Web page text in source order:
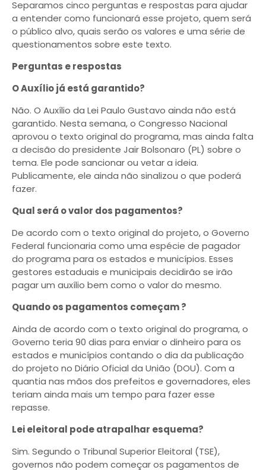
Separamos cinco perguntas e respostas para ajudar
a entender como funcionará esse projeto, quem será
o público alvo, quais serão os valores e uma série de
questionamentos sobre este texto.
Perguntas e respostas
O Auxílio já está garantido?
Não. O Auxílio da Lei Paulo Gustavo ainda não está
garantido. Nesta semana, o Congresso Nacional
aprovou o texto original do programa, mas ainda falta
a decisão do presidente Jair Bolsonaro (PL) sobre o
tema. Ele pode sancionar ou vetar a ideia.
Publicamente, ele ainda não sinalizou o que poderá
fazer.
Qual será o valor dos pagamentos?
De acordo com o texto original do projeto, o Governo
Federal funcionaria como uma espécie de pagador
do programa para os estados e municípios. Esses
gestores estaduais e municipais decidirão se irão
pagar um auxílio bem como o valor do mesmo.
Quando os pagamentos começam ?
Ainda de acordo com o texto original do programa, o
Governo teria 90 dias para enviar o dinheiro para os
estados e municípios contando o dia da publicação
do projeto no Diário Oficial da União (DOU). Com a
quantia nas mãos dos prefeitos e governadores, eles
teriam ainda mais um tempo para fazer esse
repasse.
Lei eleitoral pode atrapalhar esquema?
Sim. Segundo o Tribunal Superior Eleitoral (TSE),
governos não podem começar os pagamentos de